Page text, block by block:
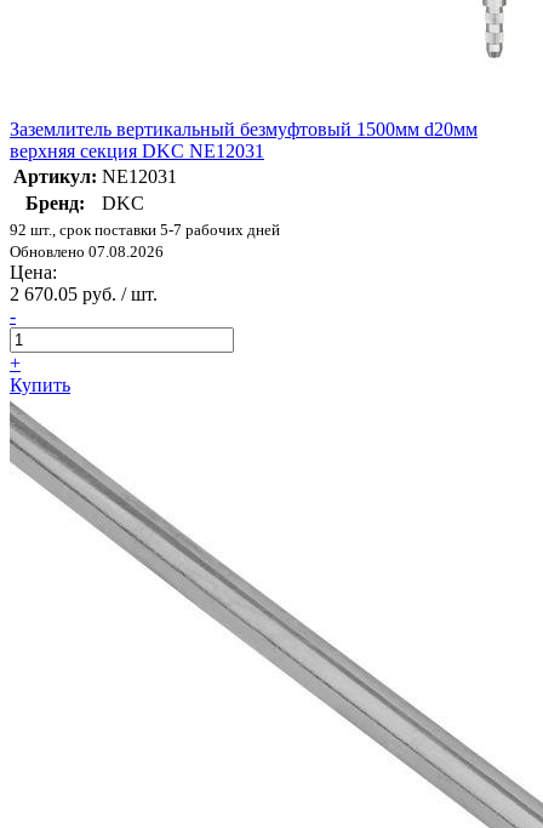
Заземлитель вертикальный безмуфтовый 1500мм d20мм
верхняя секция DKC NE12031
Артикул: NE12031
Бренд:
DKC
92 шт., срок поставки 5-7 рабочих дней
Обновлено 07.08.2026
Цена:
2 670.05 руб. / шт.
-
+
Купить